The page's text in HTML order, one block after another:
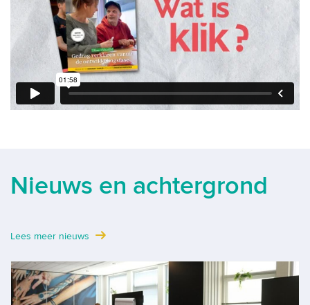
Nieuws en achtergrond
Lees meer nieuws